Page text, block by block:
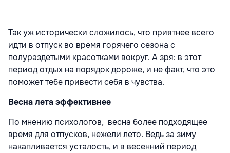
Так уж исторически сложилось, что приятнее всего
идти в отпуск во время горячего сезона с
полураздетыми красотками вокруг. А зря: в этот
период отдых на порядок дороже, и не факт, что это
поможет тебе привести себя в чувства.
Весна лета эффективнее
По мнению психологов, весна более подходящее
время для отпусков, нежели лето. Ведь за зиму
накапливается усталость, и в весенний период